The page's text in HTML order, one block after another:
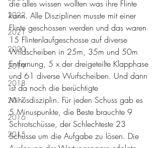
2022
2021
2020
2019
2018
2017
2016
2015
die alles wissen wollten was ihre Flinte
kann. Alle Disziplinen musste mit einer
Flinte geschossen werden und das waren
15 Flintenlaufgeschosse auf diverse
Wildscheiben in 25m, 35m und 50m
Entfernung, 5 x der dreigeteilte Klapphase
und 61 diverse Wurfscheiben. Und dann
ist da noch die berüchtigte
Minusdisziplin. Für jeden Schuss gab es
5 Minuspunkte, die Beste brauchte 9
Schrotschüsse, der Schlechteste 23
Schüsse um die Aufgabe zu lösen. Die